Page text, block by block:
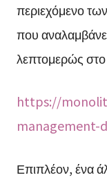
περιεχόμενο
που
λεπτομερώς
https://
management-
Επιπλέον, ένα